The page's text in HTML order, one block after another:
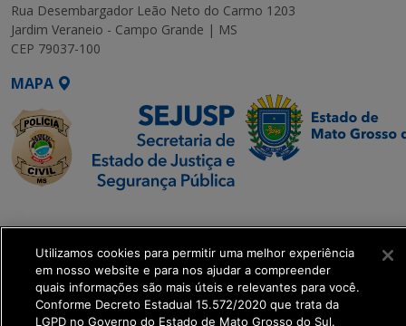
Rua Desembargador Leão Neto do Carmo 1203
Jardim Veraneio - Campo Grande | MS
CEP 79037-100
MAPA
Executiva de
Transformação Digital
get_footer();
Utilizamos cookies para permitir uma melhor experiência
em nosso website e para nos ajudar a compreender
quais informações são mais úteis e relevantes para você.
Conforme Decreto Estadual 15.572/2020 que trata da
LGPD no Governo do Estado de Mato Grosso do Sul.